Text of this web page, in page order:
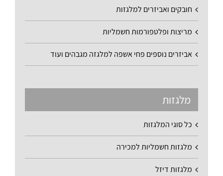
חובקים ואביזרים למלגזות
מריצות ופלטפורמות חשמליות
אביזרים נוספים פחי אשפה למלגזה מגבהים ועוד
מלגזות
כל סוגי המלגזות
מלגזות חשמליות למכירה
מלגזות דיזל